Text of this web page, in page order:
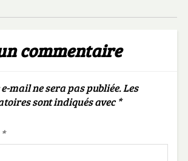
commentaire
mail ne sera pas publiée.Les
sont indiqués avec*
*